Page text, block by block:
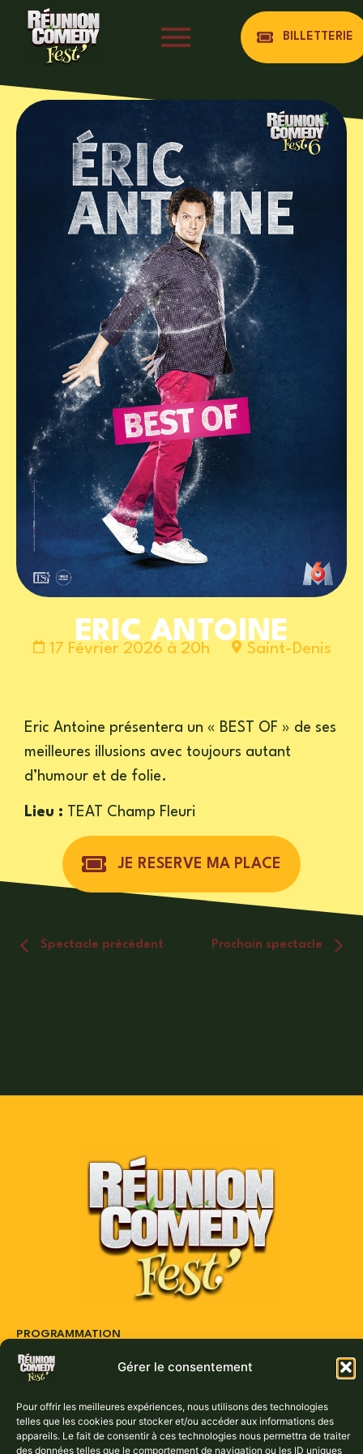
Gérer le consentement
Pour offrir les meilleures expériences, nous utilisons des technologies
telles que les cookies pour stocker et/ou accéder aux informations des
appareils. Le fait de consentir à ces technologies nous permettra de traiter
des données telles que le comportement de navigation ou les ID uniques
BILLETTERIE
ERIC ANTOINE
17 Février 2026 à 20h Saint-Denis
Eric Antoine présentera un « BEST OF » de ses
meilleures illusions avec toujours autant
d’humour et de folie.
Lieu : TEAT Champ Fleuri
JE RESERVE MA PLACE
Spectacle précédent Prochain spectacle
PROGRAMMATION
ARTISTES
ACTUS
PARTENAIRES
Réservez vos places dès maintenant :